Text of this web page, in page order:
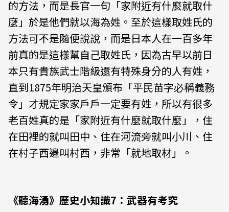
的方法，而是長官一句「家附近有什麼就取什
麼」於是他們就以海為姓。至於這樣取姓氏的
方法可不是隨便說說，而是日本人在一百多年
前真的是這樣幫自己取姓氏，因為古早以前日
本只有貴族武士階級還有特殊身分的人有姓，
直到1875年明治天皇頒布「平民苗字必稱義務
令」才規定家家戶戶一定要有姓，所以有很多
老百姓真的是「家附近有什麼就取什麼」，住
在田裡的就叫田中、住在河流旁就叫小川、住
在村子西邊叫村西，非常「就地取材」。
《聽海湧》歷史小知識7：武器有考究